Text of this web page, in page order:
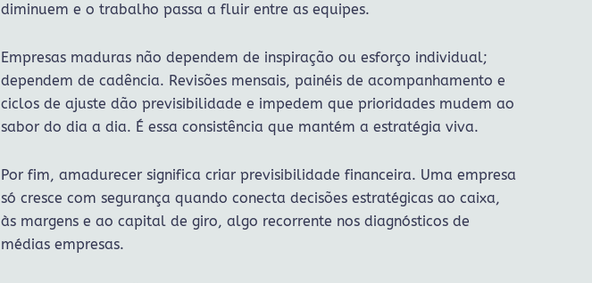
diminuem e o trabalho passa a fluir entre as equipes.
Empresas maduras não dependem de inspiração ou esforço individual;
dependem de cadência. Revisões mensais, painéis de acompanhamento e
ciclos de ajuste dão previsibilidade e impedem que prioridades mudem ao
sabor do dia a dia. É essa consistência que mantém a estratégia viva.
Por fim, amadurecer significa criar previsibilidade financeira. Uma empresa
só cresce com segurança quando conecta decisões estratégicas ao caixa,
às margens e ao capital de giro, algo recorrente nos diagnósticos de
médias empresas.